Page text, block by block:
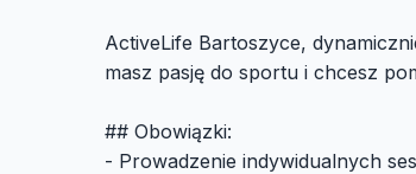
ActiveLife Bartoszyce,
masz pasję do sportu i chcesz
## Obowiązki:
- Prowadzenie indywidualnych